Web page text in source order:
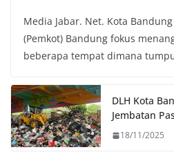
c
e
b
o
k
i
t
t
r
a
t
s
p
p
p
y
L
n
k
Media Jabar. Net. Kota
(Pemkot) Bandung fokus
beberapa tempat dimana
DLH Kota
Jembatan
18/11/2025